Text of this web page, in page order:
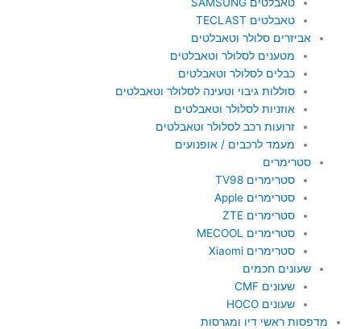
טאבלטים TECLAST
אביזרים סלולר וטאבלטים
מטענים לסלולר וטאבלטים
כבלים לסלולר וטאבלטים
סוללות גיבוי וטעינה לסלולר וטאבלטים
אוזניות לסלולר וטאבלטים
זרועות רכב לסלולר וטאבלטים
מעמד לרכבים / אופנועים
סטרימרים
סטרימרים TV98
סטרימרים Apple
סטרימרים ZTE
סטרימרים MECOOL
סטרימרים Xiaomi
שעונים חכמים
שעונים CMF
שעונים HOCO
מדפסות ראשי דיו ומגרסות